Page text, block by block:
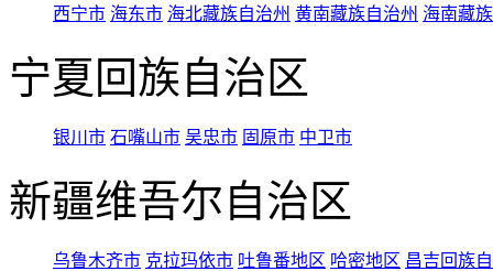
西宁市 海东市 海北藏族自治州 黄南藏族自治州 海南藏
宁夏回族自治区
银川市 石嘴山市 吴忠市 固原市 中卫市
新疆维吾尔自治区
乌鲁木齐市 克拉玛依市 吐鲁番地区 哈密地区 昌吉回族